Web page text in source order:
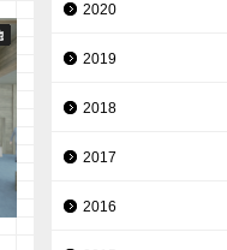
2020
2019
2018
2017
2016